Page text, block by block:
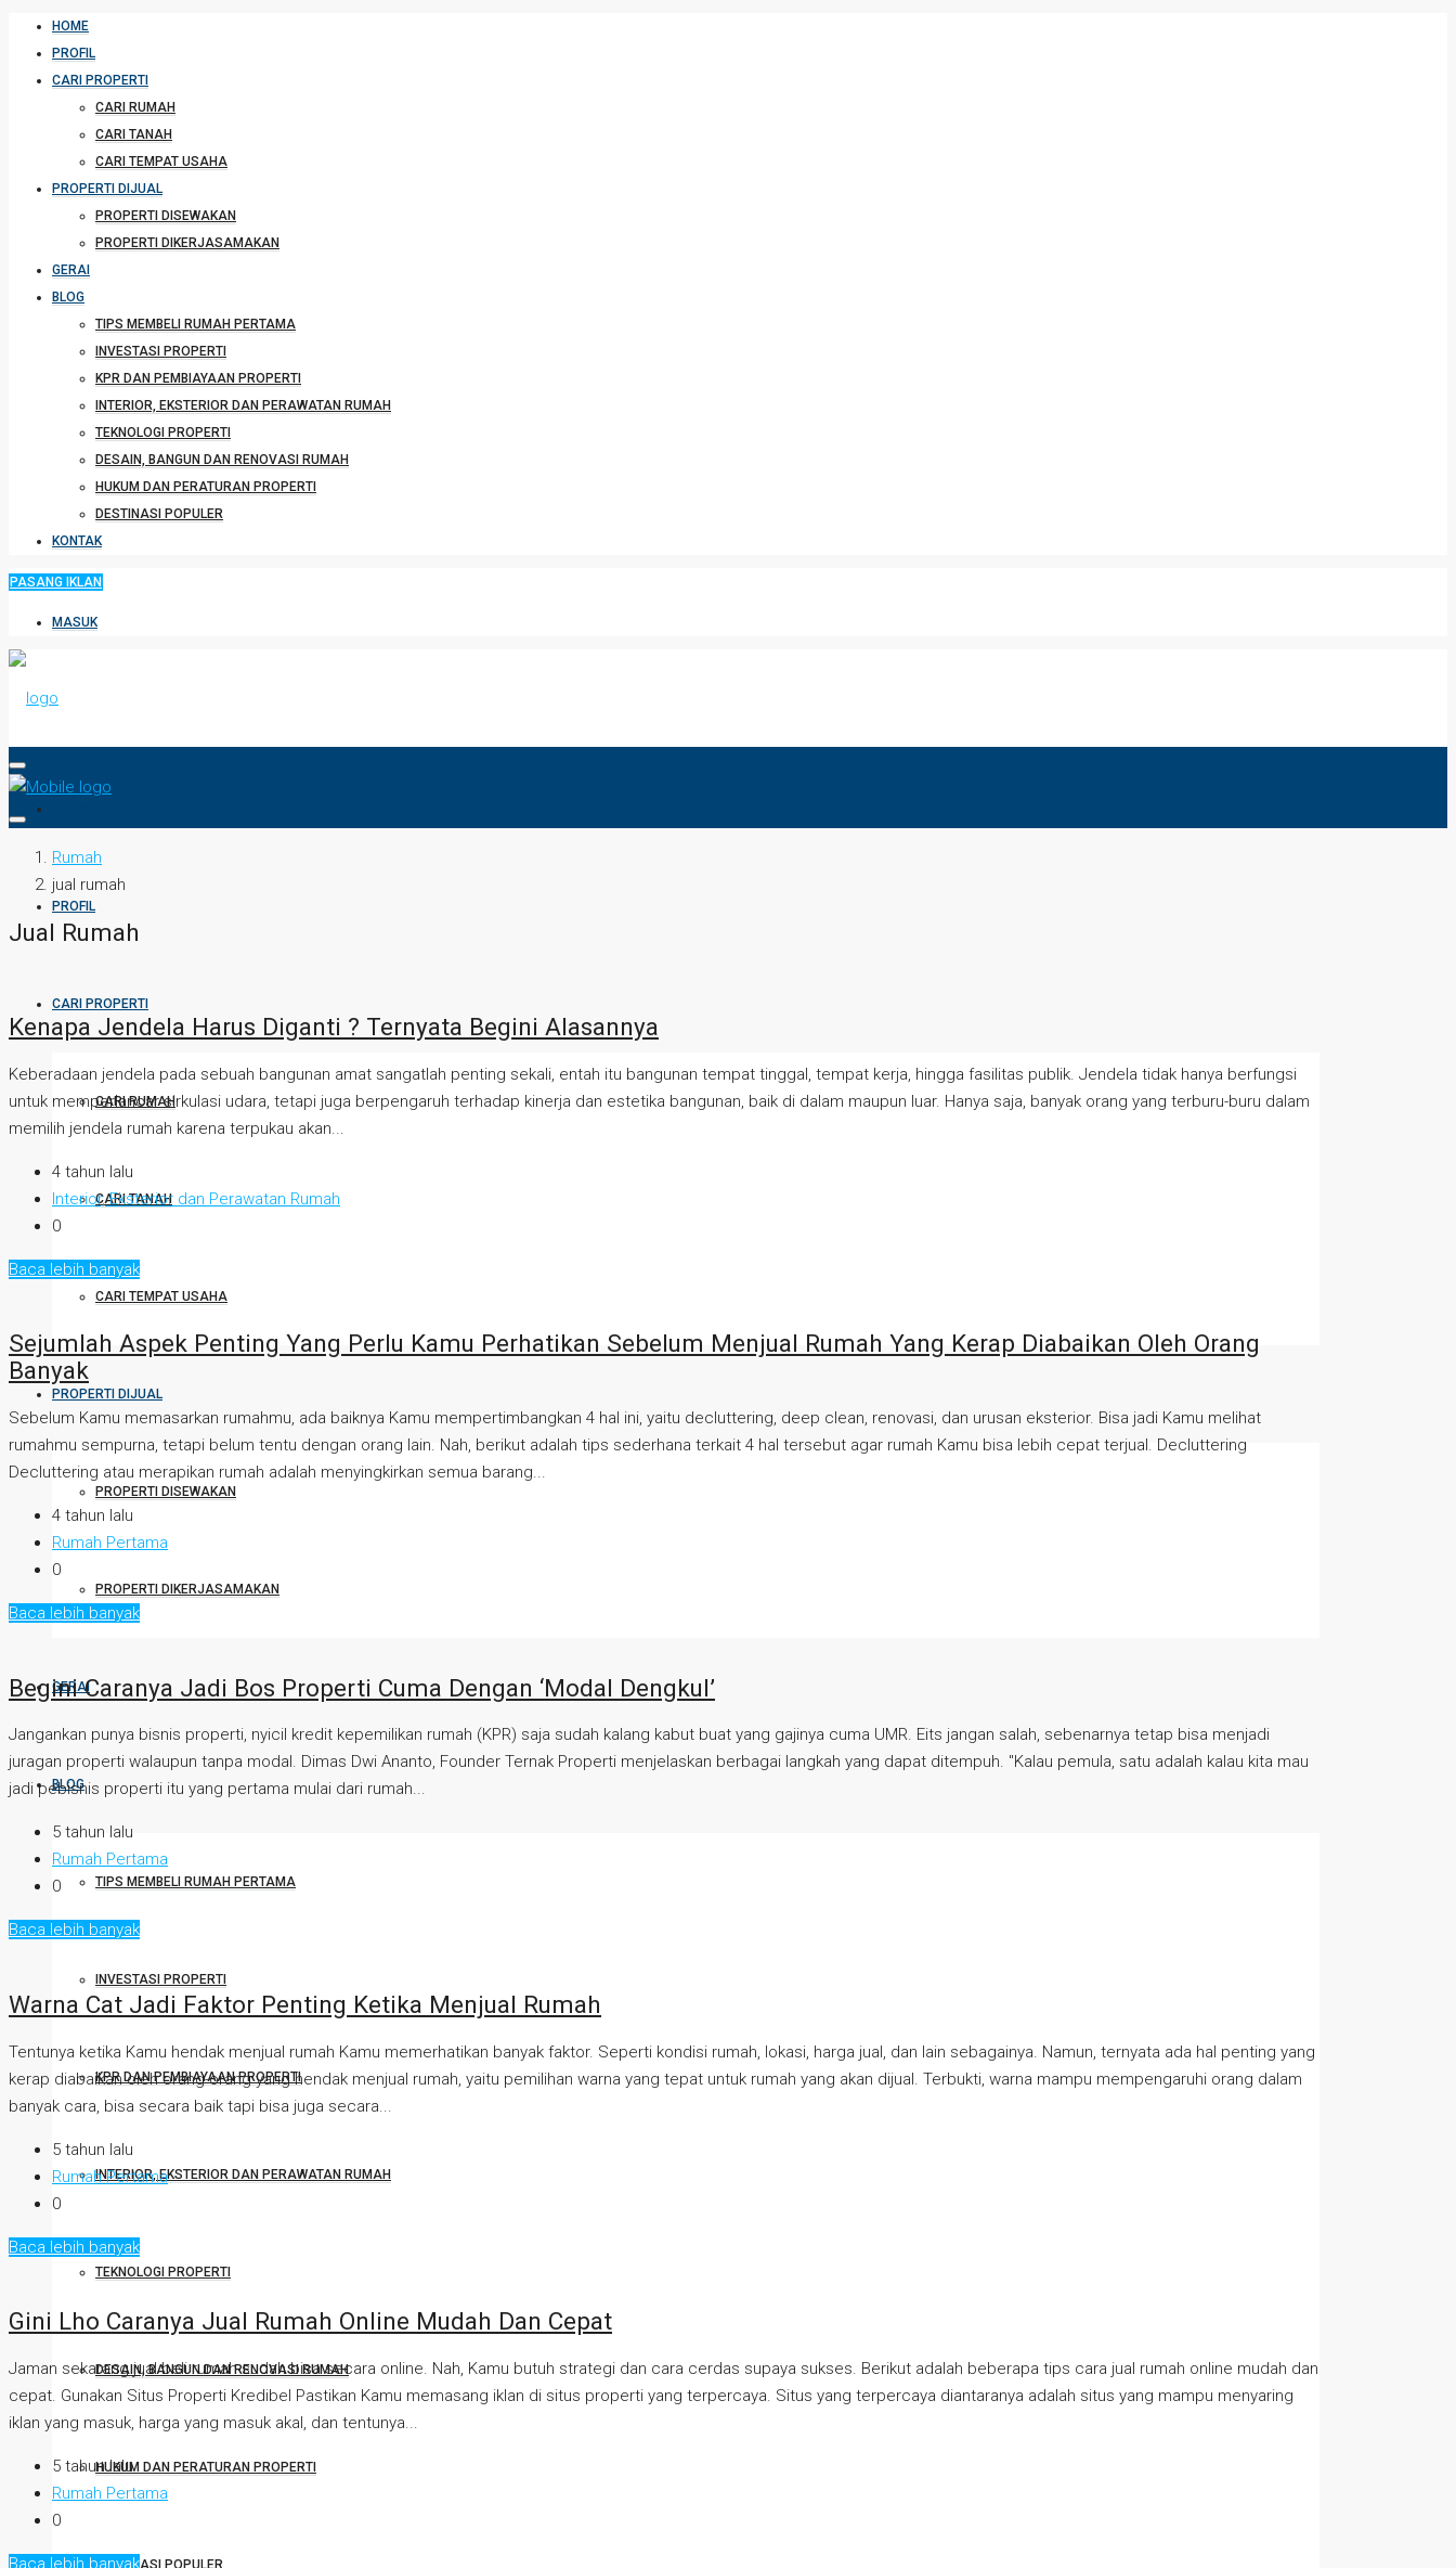
HOME
PROFIL
CARI PROPERTI
CARI RUMAH
CARI TANAH
CARI TEMPAT USAHA
PROPERTI DIJUAL
PROPERTI DISEWAKAN
PROPERTI DIKERJASAMAKAN
GERAI
BLOG
TIPS MEMBELI RUMAH PERTAMA
INVESTASI PROPERTI
KPR DAN PEMBIAYAAN PROPERTI
INTERIOR, EKSTERIOR DAN PERAWATAN RUMAH
TEKNOLOGI PROPERTI
DESAIN, BANGUN DAN RENOVASI RUMAH
HUKUM DAN PERATURAN PROPERTI
DESTINASI POPULER
KONTAK
PASANG IKLAN
MASUK
PROFIL
CARI PROPERTI
CARI RUMAH
CARI TANAH
CARI TEMPAT USAHA
PROPERTI DIJUAL
PROPERTI DISEWAKAN
PROPERTI DIKERJASAMAKAN
GERAI
BLOG
TIPS MEMBELI RUMAH PERTAMA
INVESTASI PROPERTI
KPR DAN PEMBIAYAAN PROPERTI
INTERIOR, EKSTERIOR DAN PERAWATAN RUMAH
TEKNOLOGI PROPERTI
DESAIN, BANGUN DAN RENOVASI RUMAH
HUKUM DAN PERATURAN PROPERTI
DESTINASI POPULER
Rumah
jual rumah
Jual Rumah
Kenapa Jendela Harus Diganti ? Ternyata Begini Alasannya
Keberadaan jendela pada sebuah bangunan amat sangatlah penting sekali, entah itu bangunan tempat tinggal, tempat kerja, hingga fasilitas publik. Jendela tidak hanya berfungsi
untuk memperlancar sirkulasi udara, tetapi juga berpengaruh terhadap kinerja dan estetika bangunan, baik di dalam maupun luar. Hanya saja, banyak orang yang terburu-buru dalam
memilih jendela rumah karena terpukau akan...
4 tahun lalu
Interior, Eksterior dan Perawatan Rumah
0
Baca lebih banyak
Sejumlah Aspek Penting Yang Perlu Kamu Perhatikan Sebelum Menjual Rumah Yang Kerap Diabaikan Oleh Orang
Banyak
Sebelum Kamu memasarkan rumahmu, ada baiknya Kamu mempertimbangkan 4 hal ini, yaitu decluttering, deep clean, renovasi, dan urusan eksterior. Bisa jadi Kamu melihat
rumahmu sempurna, tetapi belum tentu dengan orang lain. Nah, berikut adalah tips sederhana terkait 4 hal tersebut agar rumah Kamu bisa lebih cepat terjual. Decluttering
Decluttering atau merapikan rumah adalah menyingkirkan semua barang...
4 tahun lalu
Rumah Pertama
0
Baca lebih banyak
Begini Caranya Jadi Bos Properti Cuma Dengan ‘Modal Dengkul’
Jangankan punya bisnis properti, nyicil kredit kepemilikan rumah (KPR) saja sudah kalang kabut buat yang gajinya cuma UMR. Eits jangan salah, sebenarnya tetap bisa menjadi
juragan properti walaupun tanpa modal. Dimas Dwi Ananto, Founder Ternak Properti menjelaskan berbagai langkah yang dapat ditempuh. "Kalau pemula, satu adalah kalau kita mau
jadi pebisnis properti itu yang pertama mulai dari rumah...
5 tahun lalu
Rumah Pertama
0
Baca lebih banyak
Warna Cat Jadi Faktor Penting Ketika Menjual Rumah
Tentunya ketika Kamu hendak menjual rumah Kamu memerhatikan banyak faktor. Seperti kondisi rumah, lokasi, harga jual, dan lain sebagainya. Namun, ternyata ada hal penting yang
kerap diabaikan oleh orang-orang yang hendak menjual rumah, yaitu pemilihan warna yang tepat untuk rumah yang akan dijual. Terbukti, warna mampu mempengaruhi orang dalam
banyak cara, bisa secara baik tapi bisa juga secara...
5 tahun lalu
Rumah Pertama
0
Baca lebih banyak
Gini Lho Caranya Jual Rumah Online Mudah Dan Cepat
Jaman sekarang jual beli rumah sudah bisa secara online. Nah, Kamu butuh strategi dan cara cerdas supaya sukses. Berikut adalah beberapa tips cara jual rumah online mudah dan
cepat. Gunakan Situs Properti Kredibel Pastikan Kamu memasang iklan di situs properti yang terpercaya. Situs yang terpercaya diantaranya adalah situs yang mampu menyaring
iklan yang masuk, harga yang masuk akal, dan tentunya...
5 tahun lalu
Rumah Pertama
0
Baca lebih banyak